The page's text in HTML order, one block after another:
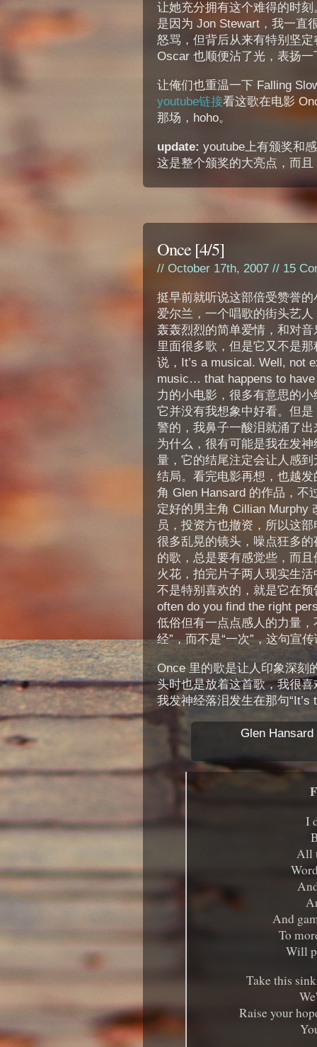
让她充分拥有这个难得的时
是因为 Jon Stewart，我一直
怒骂，但背后从来有特别坚
Oscar 也顺便沾了光，表扬一
让俺们也重温一下 Falling
youtube链接看这歌在电影
那场，hoho。
update: youtube上有颁奖和
这是整个颁奖的大亮点，而
Once [4/5]
// October 17th, 2007 // 15
挺早前就听说这部倍受赞誉
爱尔兰，一个唱歌的街头艺
轰轰烈烈的简单爱情，和对
里面很多歌，但是它又不是
说，It’s a musical. Well, not
music… that happens to
力的小电影，很多有意思的
它并没有我想象中好看。但
警的，我鼻子一酸泪就涌了
为什么，很有可能是我在发
量，它的结尾注定会让人感
结局。看完电影再想，也越
角 Glen Hansard 的作品，不
定好的男主角 Cillian Murphy
员，投资方也撤资，所以这
很多乱晃的镜头，噪点狂多
的歌，总是要有感觉些，而
火花，拍完片子两人现实生
不是特别喜欢的，就是它在
often do you find the right
低俗但有一点点感人的力量
经”，而不是“一次”，这句宣
Once 里的歌是让人印象深刻
头时也是放着这首歌，我很
我发神经落泪发生在那句“It’s
Glen
I
All
And
To
Will
Take this
Raise your